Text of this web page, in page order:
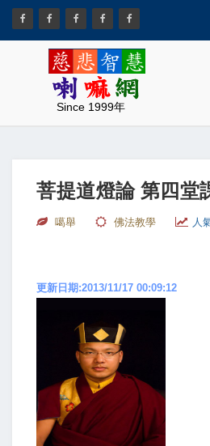
Since 1999年
菩提道燈論 第四堂
噶舉 佛法教學 人
更新日期:2013/11/17 00:09:12